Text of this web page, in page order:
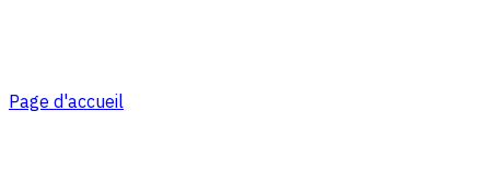
Page d'accueil